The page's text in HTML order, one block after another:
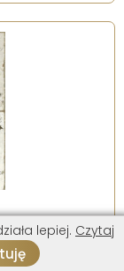
lepiej. Czytaj